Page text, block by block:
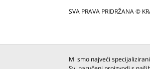
SVA PRAVA PRIDRŽANA ©
Mi smo najveći specijalizirani